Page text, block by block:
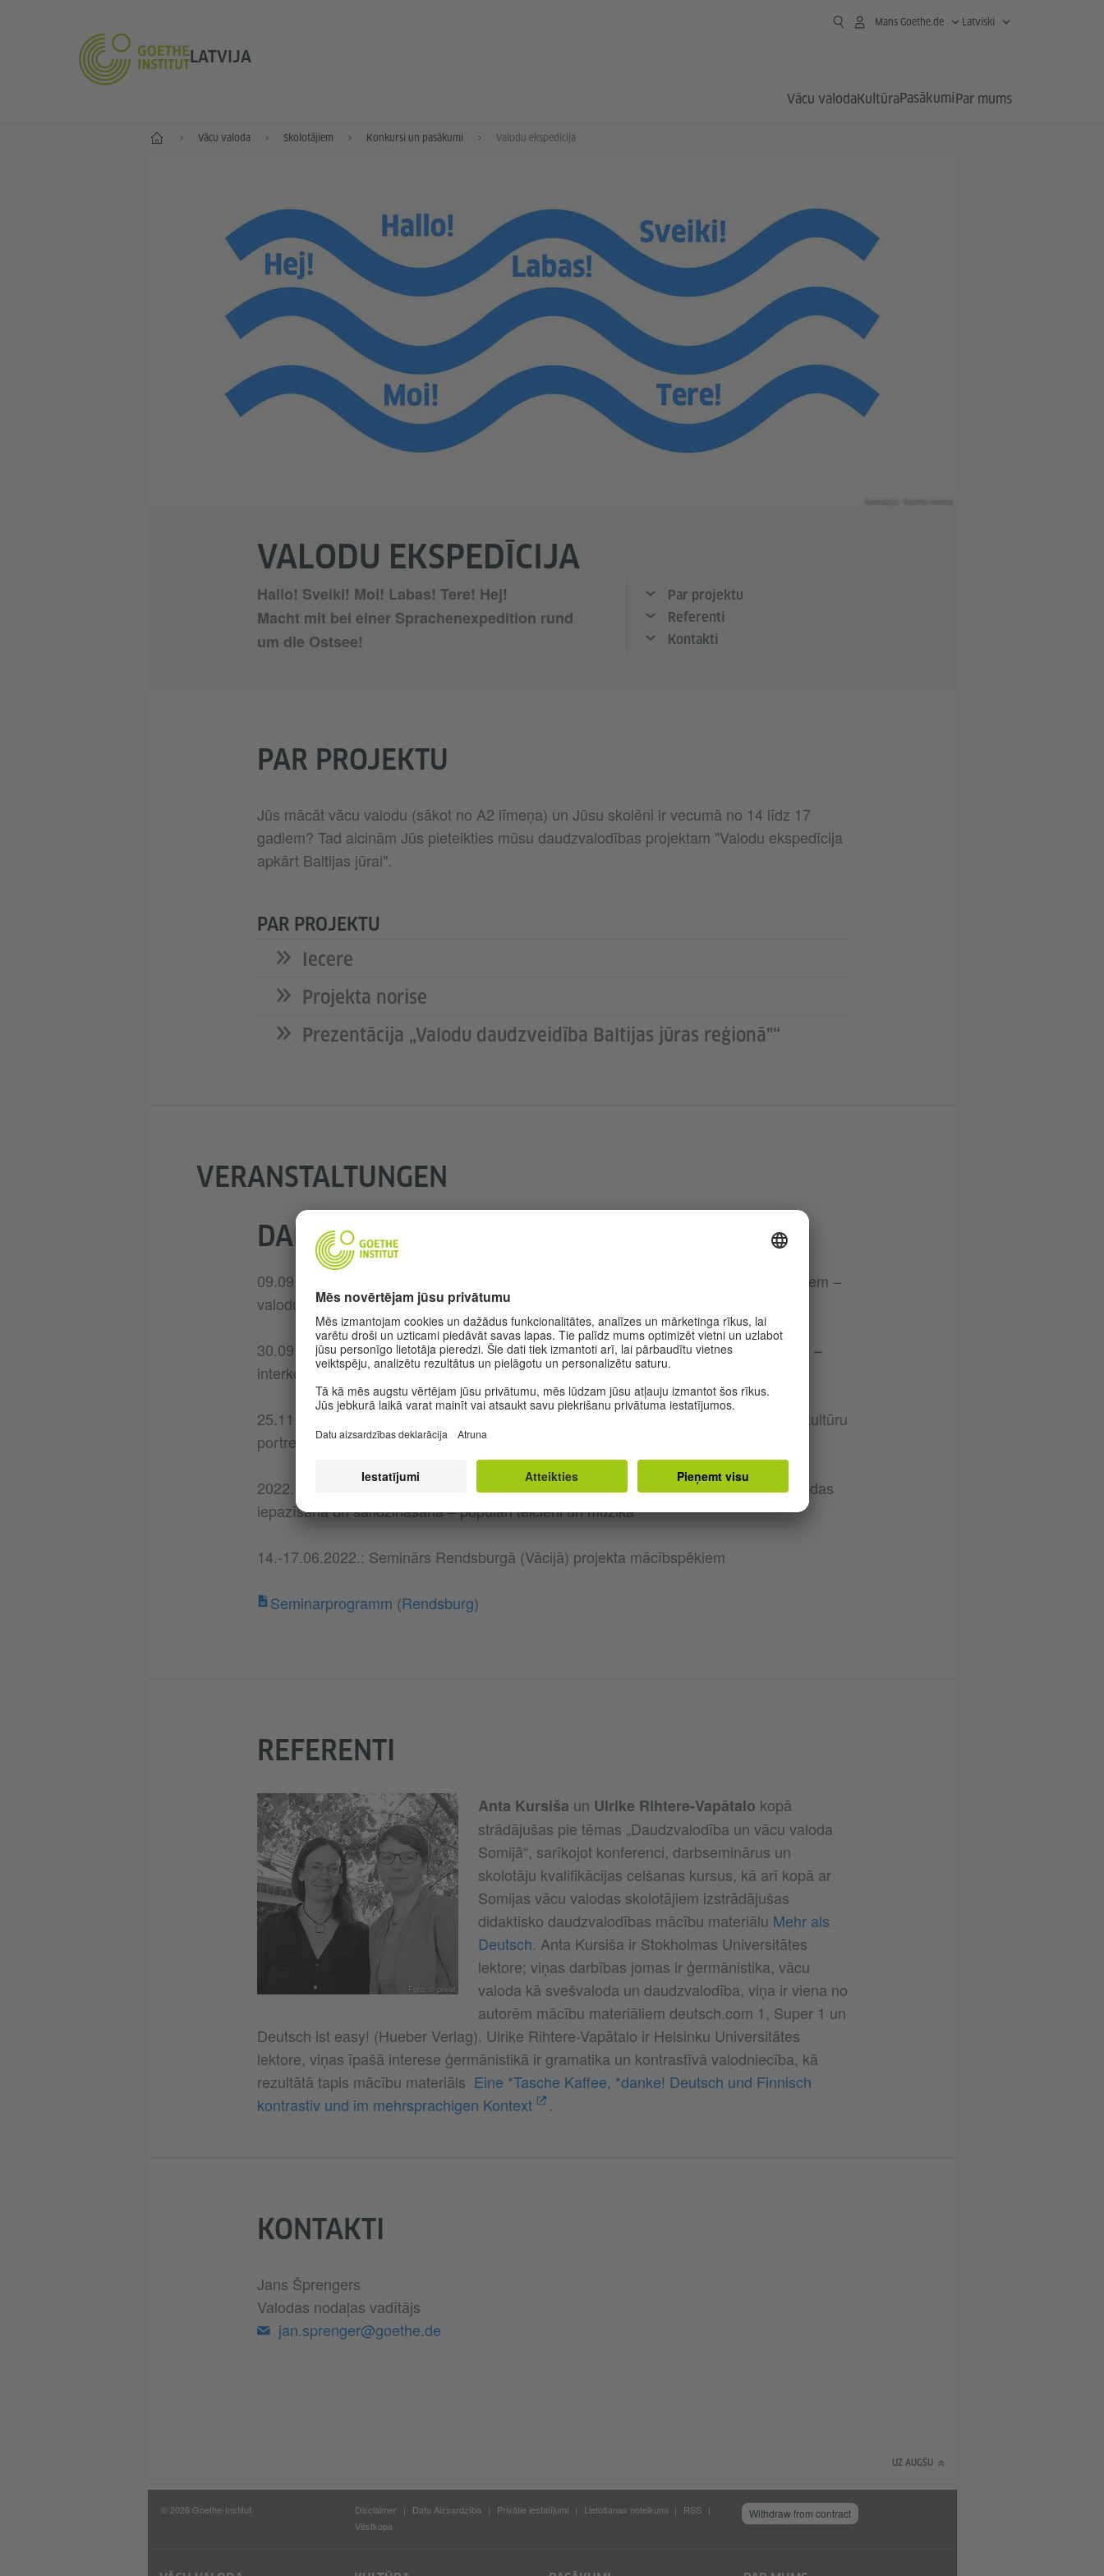
LATVIJA
Mans Goethe.de Latviski
Vācu valodaKultūraPasākumiPar mums
Sākums Vācu valoda Skolotājiem Konkursi un pasākumi Valodu ekspedīcija
Ilustrācija: Goethe-Institut
VALODU EKSPEDĪCIJA
Hallo! Sveiki! Moi! Labas! Tere! Hej!
Macht mit bei einer Sprachenexpedition rund
um die Ostsee!
Par projektu
Referenti
Kontakti
PAR PROJEKTU
Jūs mācāt vācu valodu (sākot no A2 līmeņa) un Jūsu skolēni ir vecumā no 14 līdz 17
gadiem? Tad aicinām Jūs pieteikties mūsu daudzvalodības projektam "Valodu ekspedīcija
apkārt Baltijas jūrai".
PAR PROJEKTU
Iecere
Projekta norise
Prezentācija „Valodu daudzveidība Baltijas jūras reģionā"“
VERANSTALTUNGEN
DARBNĪCAS
09.09.2021.: Izpētīt pašam savu daudzvalodību un iepazīties ar citu valstu dalībniekiem –
valodu portreti un valodu konstelācijas
30.09.2021.: Izzināt ceļus uz jaunām valodām un apzināti pielietot valodu zināšanas –
interkomprehensija un valodu salīdzināšana
25.11.2021.: Sabiedrības daudzvalodība un starpkultūru salīdzināšana – valodu un kultūru
portreti dažādās valstīs
2022. gada sākumā rokasgrāmata skolotājiem: Dažādu valstu jauniešu/ikdienas valodas
iepazīšana un salīdzināšana – populāri teicieni un mūzika
14.-17.06.2022.: Seminārs Rendsburgā (Vācijā) projekta mācībspēkiem
Seminarprogramm (Rendsburg)
REFERENTI
Foto: © privat
Anta Kursiša un Ulrike Rihtere-Vapātalo kopā
strādājušas pie tēmas „Daudzvalodība un vācu valoda
Somijā“, sarīkojot konferenci, darbseminārus un
skolotāju kvalifikācijas celšanas kursus, kā arī kopā ar
Somijas vācu valodas skolotājiem izstrādājušas
didaktisko daudzvalodības mācību materiālu Mehr als
Deutsch. Anta Kursiša ir Stokholmas Universitātes
lektore; viņas darbības jomas ir ģermānistika, vācu
valoda kā svešvaloda un daudzvalodība, viņa ir viena no
autorēm mācību materiāliem deutsch.com 1, Super 1 un
Deutsch ist easy! (Hueber Verlag). Ulrike Rihtere-Vapātalo ir Helsinku Universitātes
lektore, viņas īpašā interese ģermānistikā ir gramatika un kontrastīvā valodniecība, kā
rezultātā tapis mācību materiāls Eine *Tasche Kaffee, *danke! Deutsch und Finnisch
kontrastiv und im mehrsprachigen Kontext
.
KONTAKTI
Jans Šprengers
Valodas nodaļas vadītājs
jan.sprenger@goethe.de
UZ AUGŠU
© 2026 Goethe-Institut Disclaimer Datu Aizsardzība Privātie iestatījumi Lietošanas noteikumi
RSS
Vēstkopa
Withdraw from contract